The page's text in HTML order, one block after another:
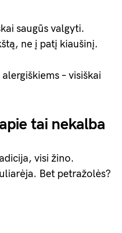
saugūs valgyti.
ne į patį kiaušinį.
– visiškai
tai nekalba
visi žino.
Bet petražolės?